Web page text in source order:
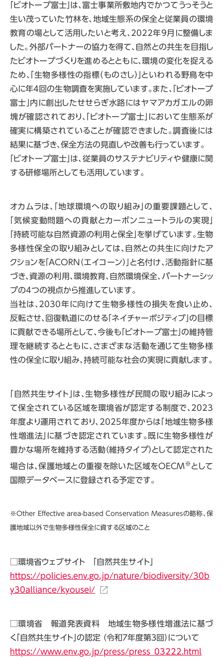
「ビオトープ富士」は、富士事業所敷地内でかつてうっそうと
生い茂っていた竹林を、地域生態系の保全と従業員の環境
教育の場として活用したいと考え、2022年9月に整備しま
した。外部パートナーの協力を得て、自然との共生を目指し
たビオトープづくりを進めるとともに、環境の変化を捉える
ため、「生物多様性の指標（ものさし）」といわれる野鳥を中
心に年4回の生物調査を実施しています。また、「ビオトープ
富士」内に創出したせせらぎ水路にはヤマアカガエルの卵
塊が確認されており、「ビオトープ富士」において生態系が
確実に構築されていることが確認できました。調査後には
結果に基づき、保全方法の見直しや改善も行っています。
「ビオトープ富士」は、従業員のサステナビリティや健康に関
する研修場所としても活用しています。
オカムラは、「地球環境への取り組み」の重要課題として、
「気候変動問題への貢献とカーボンニュートラルの実現」
「持続可能な自然資源の利用と保全」を挙げています。生物
多様性保全の取り組みとしては、自然との共生に向けたア
クションを「ACORN（エイコーン）」と名付け、活動指針に基
づき、資源の利用、環境教育、自然環境保全、パートナーシッ
プの4つの視点から推進しています。
当社は、2030年に向けて生物多様性の損失を食い止め、
反転させ、回復軌道にのせる「ネイチャーポジティブ」の目標
に貢献できる場所として、今後も「ビオトープ富士」の維持管
理を継続するとともに、さまざまな活動を通じて生物多様
性の保全に取り組み、持続可能な社会の実現に貢献します。
「自然共生サイト」は、生物多様性が民間の取り組みによっ
て保全されている区域を環境省が認定する制度で、2023
年度より運用されており、2025年度からは「地域生物多様
性増進法」に基づき認定されています。既に生物多様性が
豊かな場所を維持する活動（維持タイプ）として認定された
場合は、保護地域との重複を除いた区域をOECM※ として
国際データベースに登録される予定です。
※Other Effective area-based Conservation Measuresの略称、保
護地域以外で生物多様性保全に資する区域のこと
□環境省ウェブサイト 「自然共生サイト」
https://policies.env.go.jp/nature/biodiversity/30b
y30alliance/kyousei/
□環境省 報道発表資料 地域生物多様性増進法に基づ
く「自然共生サイト」の認定 （令和７年度第３回）について
https://www.env.go.jp/press/press_03222.html